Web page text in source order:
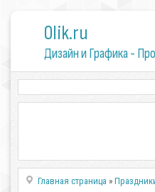
0lik.ru
Дизайн и Графика -
Главная страница »